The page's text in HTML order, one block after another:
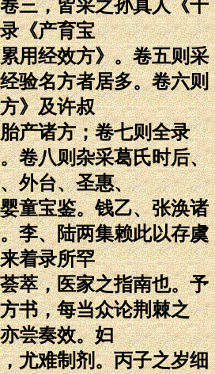
三，皆采之孙真人《千
《产育宝
用经效方》。卷五则采
验名方者居多。卷六则
》及许叔
产诸方；卷七则全录
卷八则杂采葛氏时后、
外台、圣惠、
童宝鉴。钱乙、张涣诸
李、陆两集赖此以存虞
着录所罕
萃，医家之指南也。予
书，每当众论荆棘之
尝奏效。妇
尤难制剂。丙子之岁细